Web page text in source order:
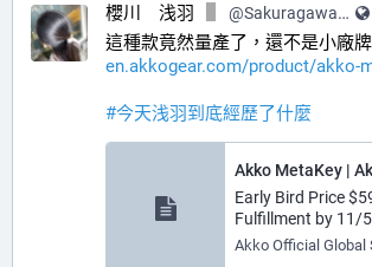
櫻川 浅羽 @SakuragawaAsaba@hub.sakuragawa.moe
這種款竟然量產了，還不是小廠牌
en.akkogear.com/product/akko-
#今天浅羽到底經歷了什麼
Early Bird Price
Fulfillment by 11/
Akko Official Global